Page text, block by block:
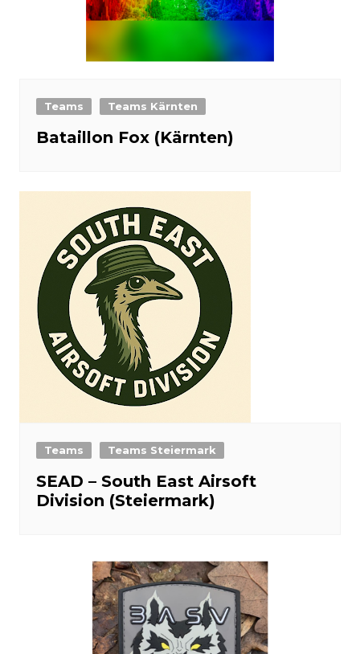
Teams Teams Kärnten
Bataillon Fox (Kärnten)
Teams Teams Steiermark
SEAD – South East Airsoft
Division (Steiermark)